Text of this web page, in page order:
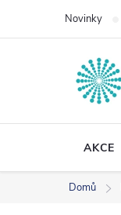
Novinky
AKCE
Domů